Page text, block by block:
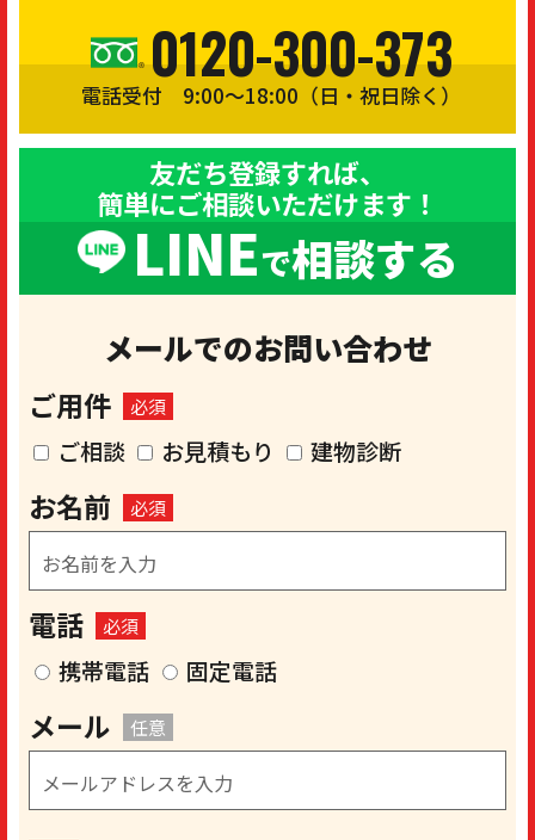
0120-300-373
電話受付 9:00〜18:00（日・祝日除く）
友だち登録すれば、
簡単にご相談いただけます！
LINEで相談する
メールでのお問い合わせ
ご用件 必須
ご相談 お見積もり 建物診断
お名前 必須
電話 必須
携帯電話 固定電話
メール 任意